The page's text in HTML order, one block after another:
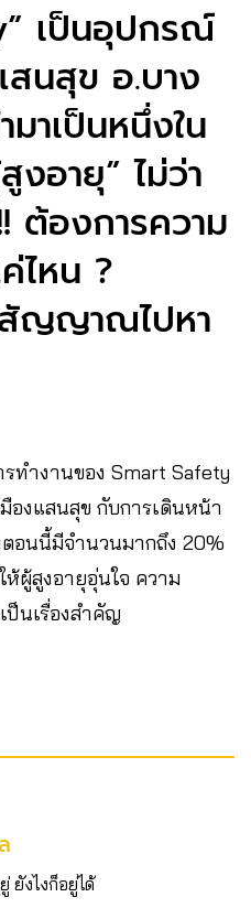
เป็นอุปกรณ์
สนสุข อ.บาง
าเป็นหนึ่งใน
อายุ” ไม่ว่า
ต้องการความ
ไหน ?
ญญาณไปหา
ทำงานของ Smart Safety
องแสนสุข กับการเดินหน้า
อนนี้มีจำนวนมากถึง 20%
ห้ผู้สูงอายุอุ่นใจ ความ
ป็นเรื่องสำคัญ
ยังไงก็อยู่ได้